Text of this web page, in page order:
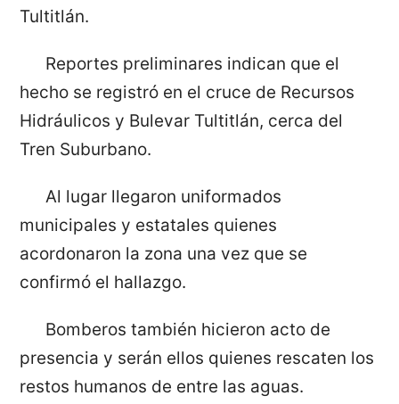
Tultitlán.
Reportes preliminares indican que el
hecho se registró en el cruce de Recursos
Hidráulicos y Bulevar Tultitlán, cerca del
Tren Suburbano.
Al lugar llegaron uniformados
municipales y estatales quienes
acordonaron la zona una vez que se
confirmó el hallazgo.
Bomberos también hicieron acto de
presencia y serán ellos quienes rescaten los
restos humanos de entre las aguas.